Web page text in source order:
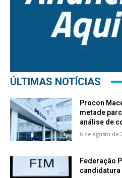
ÚLTIMAS NOTÍCIAS
Procon
metade
análise de
6 de agosto de
Federação
candidatura